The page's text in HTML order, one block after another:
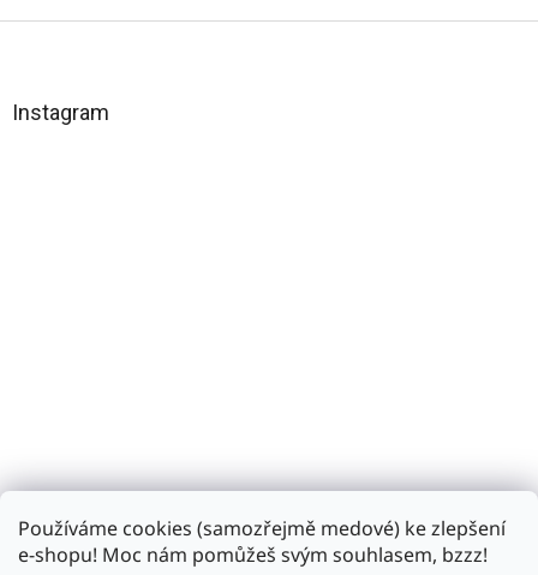
Používáme cookies (samozřejmě medové) ke zlepšení
e-shopu! Moc nám pomůžeš svým souhlasem, bzzz!
Instagram
Sledovat na Instagramu